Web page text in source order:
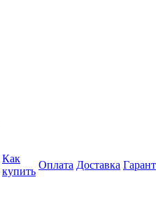
Как
купить
Оплата Доставка